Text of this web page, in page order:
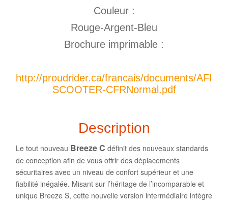
Couleur :
Rouge-Argent-Bleu
Brochure imprimable :
http://proudrider.ca/francais/documents/AFI
SCOOTER-CFRNormal.pdf
Description
Le tout nouveau Breeze C définit des nouveaux standards
de conception afin de vous offrir des déplacements
sécuritaires avec un niveau de confort supérieur et une
fiabilité inégalée. Misant sur l’héritage de l’incomparable et
unique Breeze S, cette nouvelle version intermédiaire intègre